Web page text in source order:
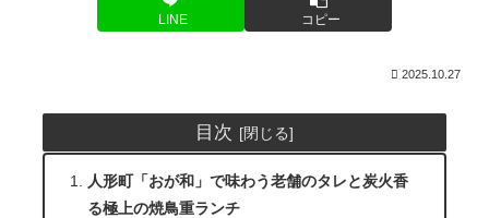
LINE コピー
2025.10.27
目次
人形町「おが和」で味わう老舗のタレと炭火香
る極上の焼鳥重ランチ